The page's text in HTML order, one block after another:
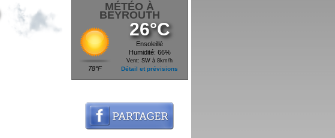
MÉTÉO À
BEYROUTH
78°F
26°C
Ensoleillé
Humidité: 66%
Vent: SW à 8km/h
Détail et prévisions